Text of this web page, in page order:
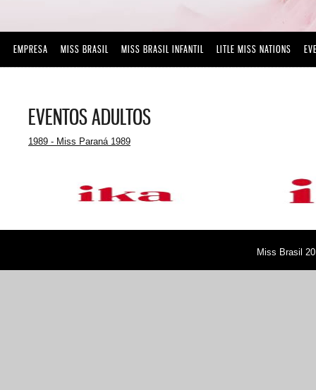
EMPRESA MISS BRASIL MISS BRASIL INFANTIL LITLE MISS NATIONS
EVENTOS ADULTOS
1989 - Miss Paraná 1989
Miss Brasil